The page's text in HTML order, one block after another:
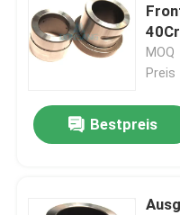
MOQ
Preis
Bestpreis